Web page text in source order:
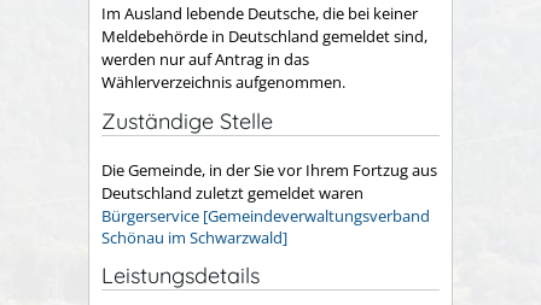
Im Ausland lebende Deutsche, die bei keiner
Meldebehörde in Deutschland gemeldet sind,
werden nur auf Antrag in das
Wählerverzeichnis aufgenommen.
Zuständige Stelle
Die Gemeinde, in der Sie vor Ihrem Fortzug aus
Deutschland zuletzt gemeldet waren
Bürgerservice [Gemeindeverwaltungsverband
Schönau im Schwarzwald]
Leistungsdetails